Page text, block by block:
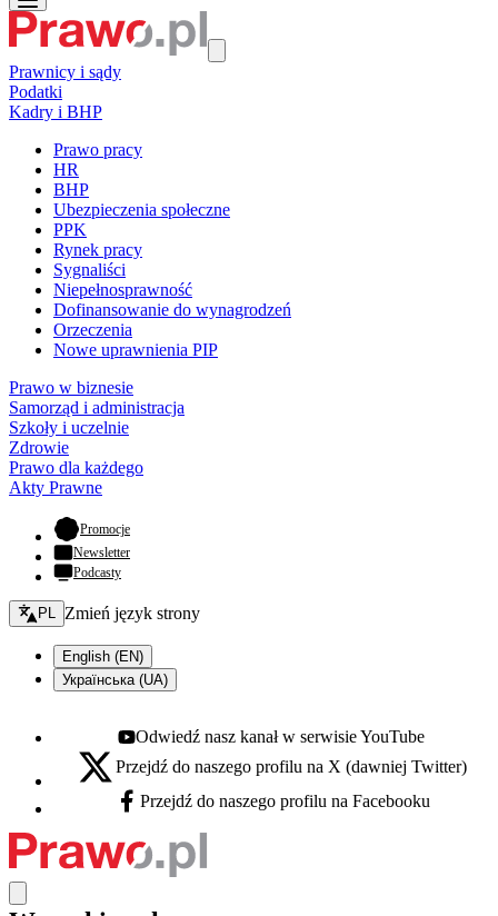
Prawnicy i sądy
Podatki
Kadry i BHP
Prawo pracy
HR
BHP
Ubezpieczenia społeczne
PPK
Rynek pracy
Sygnaliści
Niepełnosprawność
Dofinansowanie do wynagrodzeń
Orzeczenia
Nowe uprawnienia PIP
Prawo w biznesie
Samorząd i administracja
Szkoły i uczelnie
Zdrowie
Prawo dla każdego
Akty Prawne
Promocje- otwiera się w nowej karcie
Newsletter
Podcasty
Zmień język - bieżący:
PL Zmień język strony
English (EN)
Українська (UA)
Youtube - otwiera się w nowej karcie
Odwiedź nasz kanał w serwisie YouTube
X - otwiera się w nowej karcie
Przejdź do naszego profilu na X (dawniej Twitter)
Facebook - otwiera się w nowej karcie
Przejdź do naszego profilu na Facebooku